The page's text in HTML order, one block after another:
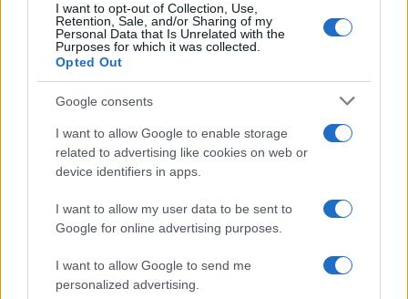
I want to opt-out of Collection, Use,
Retention, Sale, and/or Sharing of my
Personal Data that Is Unrelated with the
Purposes for which it was collected.
Opted Out
Google consents
I want to allow Google to enable storage
related to advertising like cookies on web or
device identifiers in apps.
I want to allow my user data to be sent to
Google for online advertising purposes.
I want to allow Google to send me
personalized advertising.